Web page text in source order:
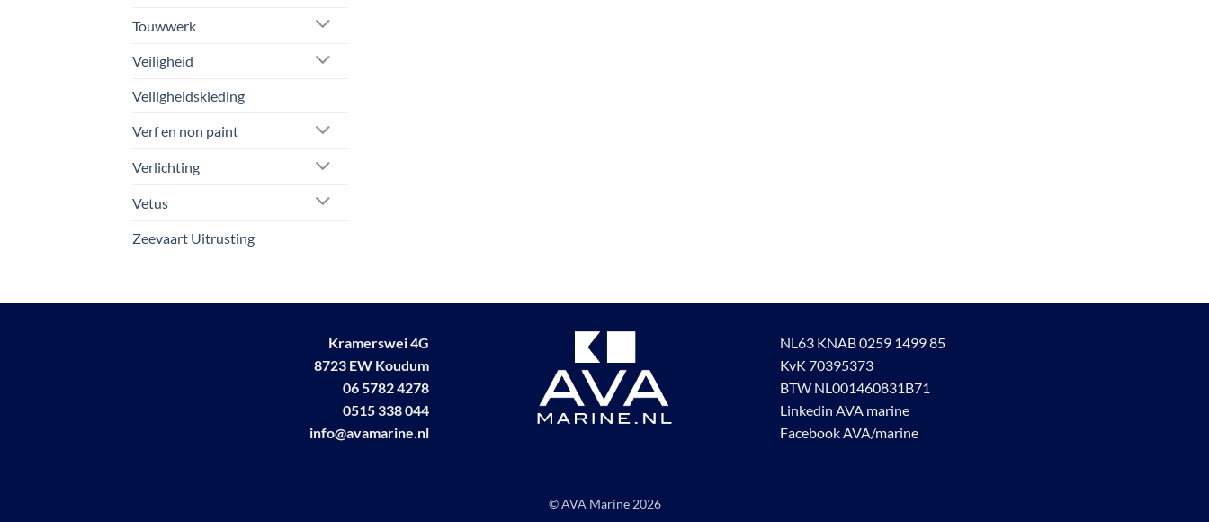
Touwwerk
Veiligheid
Veiligheidskleding
Verf en non paint
Verlichting
Vetus
Zeevaart Uitrusting
Kramerswei 4G
8723 EW Koudum
06 5782 4278
0515 338 044
info@avamarine.nl
NL63 KNAB 0259 1499 85
KvK 70395373
BTW NL001460831B71
Linkedin AVA marine
Facebook AVA/marine
© AVA Marine 2026